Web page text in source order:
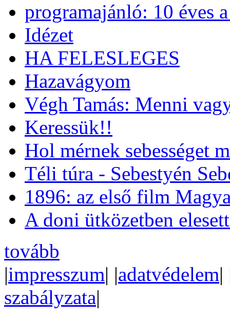
programajánló: 10 éves
Idézet
HA FELESLEGES
Hazavágyom
Végh Tamás: Menni
Keressük!!
Hol mérnek sebességet
Téli túra - Sebestyén
1896: az első film
A doni ütközetben
tovább
|impresszum| |adatvédelem|
szabályzata|